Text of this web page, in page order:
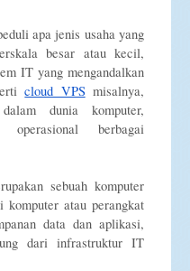
apa jenis usaha yang
besar atau kecil,
IT yang mengandalkan
cloud VPSmisalnya,
dunia komputer,
berbagai
sebuah komputer
atau perangkat
data dan aplikasi,
dari infrastruktur IT